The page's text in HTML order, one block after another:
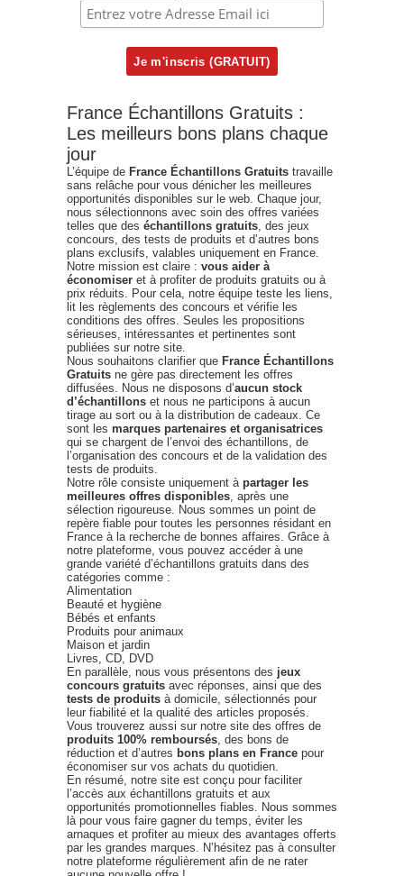
France Échantillons Gratuits :
Les meilleurs bons plans chaque
jour
L’équipe de France Échantillons Gratuits travaille
sans relâche pour vous dénicher les meilleures
opportunités disponibles sur le web. Chaque jour,
nous sélectionnons avec soin des offres variées
telles que des échantillons gratuits, des jeux
concours, des tests de produits et d’autres bons
plans exclusifs, valables uniquement en France.
Notre mission est claire : vous aider à
économiser et à profiter de produits gratuits ou à
prix réduits. Pour cela, notre équipe teste les liens,
lit les règlements des concours et vérifie les
conditions des offres. Seules les propositions
sérieuses, intéressantes et pertinentes sont
publiées sur notre site.
Nous souhaitons clarifier que France Échantillons
Gratuits ne gère pas directement les offres
diffusées. Nous ne disposons d’aucun stock
d’échantillons et nous ne participons à aucun
tirage au sort ou à la distribution de cadeaux. Ce
sont les marques partenaires et organisatrices
qui se chargent de l’envoi des échantillons, de
l’organisation des concours et de la validation des
tests de produits.
Notre rôle consiste uniquement à partager les
meilleures offres disponibles, après une
sélection rigoureuse. Nous sommes un point de
repère fiable pour toutes les personnes résidant en
France à la recherche de bonnes affaires. Grâce à
notre plateforme, vous pouvez accéder à une
grande variété d’échantillons gratuits dans des
catégories comme :
Alimentation
Beauté et hygiène
Bébés et enfants
Produits pour animaux
Maison et jardin
Livres, CD, DVD
En parallèle, nous vous présentons des jeux
concours gratuits avec réponses, ainsi que des
tests de produits à domicile, sélectionnés pour
leur fiabilité et la qualité des articles proposés.
Vous trouverez aussi sur notre site des offres de
produits 100% remboursés, des bons de
réduction et d’autres bons plans en France pour
économiser sur vos achats du quotidien.
En résumé, notre site est conçu pour faciliter
l’accès aux échantillons gratuits et aux
opportunités promotionnelles fiables. Nous sommes
là pour vous faire gagner du temps, éviter les
arnaques et profiter au mieux des avantages offerts
par les grandes marques. N’hésitez pas à consulter
notre plateforme régulièrement afin de ne rater